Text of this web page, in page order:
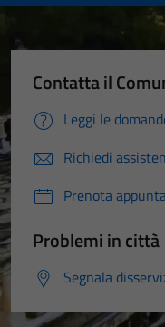
Contatta il
Leggi le
Richiedi
Prenota
Problemi in città
Segnala